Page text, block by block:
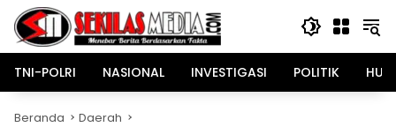
Langsung
konten
TNI-POLRI
NASIONAL INVESTIGASI POLITIK
Beranda Daerah